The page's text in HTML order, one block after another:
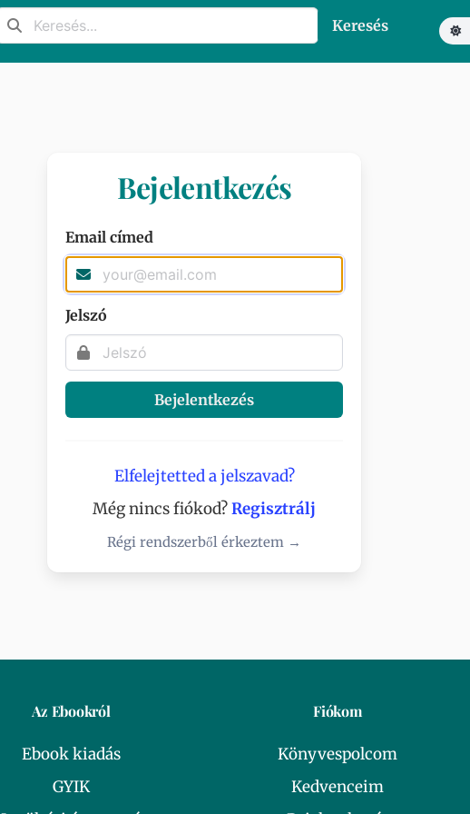
Keresés
Bejelentkezés
Email címed
Jelszó
Bejelentkezés
Elfelejtetted a jelszavad?
Még nincs fiókod?Regisztrálj
Régi rendszerből érkeztem →
Az Ebookról
Ebook kiadás
GYIK
Fiókom
Könyvespolcom
Kedvenceim